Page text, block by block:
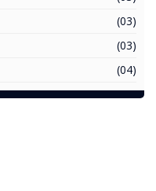
(03)
(03)
(04)